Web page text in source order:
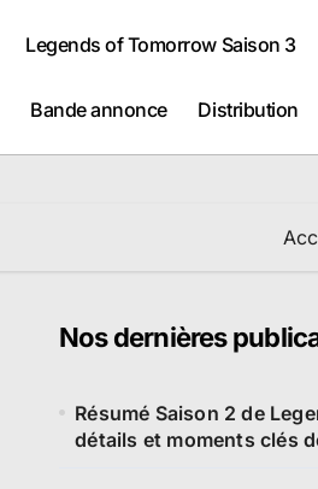
Legends of Tomorrow Saison 3
Bande annonce Distribution
Nos dernières
Résumé Saison 2 de
détails et moments clés